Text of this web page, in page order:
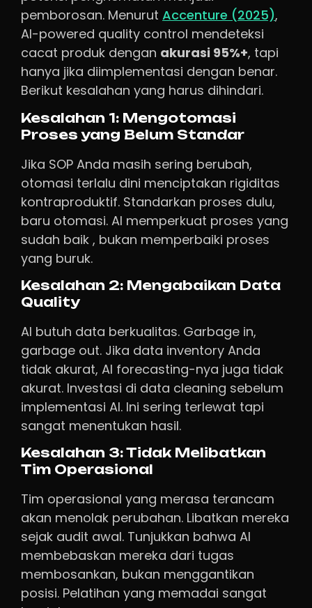
pemborosan. Menurut Accenture (2025),
AI-powered quality control mendeteksi
cacat produk dengan akurasi 95%+, tapi
hanya jika diimplementasi dengan benar.
Berikut kesalahan yang harus dihindari.
Kesalahan 1: Mengotomasi
Proses yang Belum Standar
Jika SOP Anda masih sering berubah,
otomasi terlalu dini menciptakan rigiditas
kontraproduktif. Standarkan proses dulu,
baru otomasi. AI memperkuat proses yang
sudah baik , bukan memperbaiki proses
yang buruk.
Kesalahan 2: Mengabaikan Data
Quality
AI butuh data berkualitas. Garbage in,
garbage out. Jika data inventory Anda
tidak akurat, AI forecasting-nya juga tidak
akurat. Investasi di data cleaning sebelum
implementasi AI. Ini sering terlewat tapi
sangat menentukan hasil.
Kesalahan 3: Tidak Melibatkan
Tim Operasional
Tim operasional yang merasa terancam
akan menolak perubahan. Libatkan mereka
sejak audit awal. Tunjukkan bahwa AI
membebaskan mereka dari tugas
membosankan, bukan menggantikan
posisi. Pelatihan yang memadai sangat